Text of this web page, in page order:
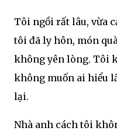
Tôi ngồi rất lâu, vừa
tôi đã ly hôn, món
không yên lòng. Tôi
không muốn ai hiểu
lại.
Nhà anh cách tôi